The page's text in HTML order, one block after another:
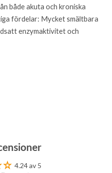
både akuta och kroniska
fördelar: Mycket smältbara
enzymaktivitet och
4.24 av 5